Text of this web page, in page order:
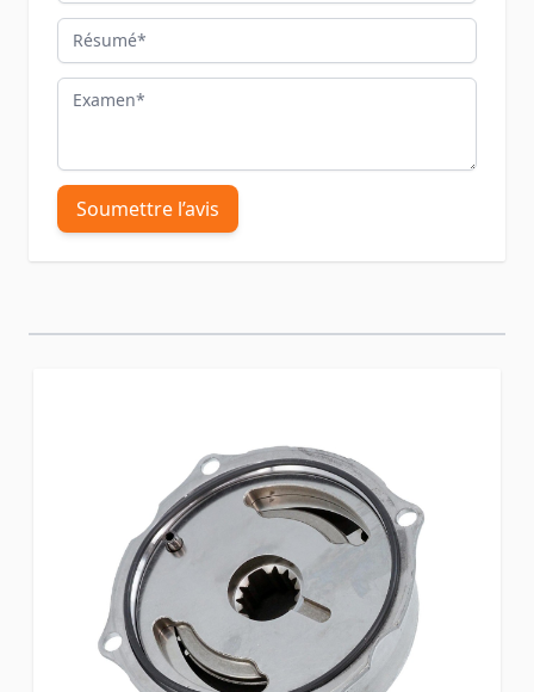
Résumé
Examen
Soumettre l’avis